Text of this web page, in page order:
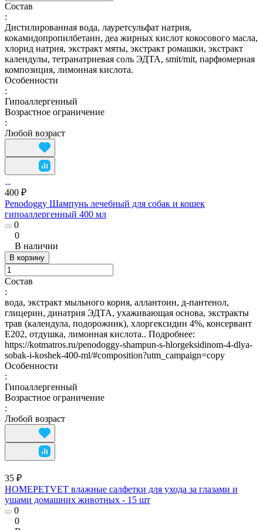
Состав
:
Дистилированная вода, лауретсульфат натрия,
кокамидопропилбетаин, деа жирных кислот кокосового масла,
хлорид натрия, экстракт мяты, экстракт ромашки, экстракт
календулы, тетранатриевая соль ЭДТА, smit/mit, парфюмерная
композиция, лимонная кислота.
Особенности
:
Гипоаллергенный
Возрастное ограничение
:
Любой возраст
400 ₽
Penodoggy Шампунь лечебный для собак и кошек
гипоаллергенный 400 мл
0
0
В наличии
В корзину
Состав
:
вода, экстракт мыльного корня, аллантоин, д-пантенол,
глицерин, динатрия ЭДТА, ухаживающая основа, экстракты
трав (календула, подорожник), хлоргексидин 4%, консервант
Е202, отдушка, лимонная кислота.. Подробнее:
https://kotmatros.ru/penodoggy-shampun-s-hlorgeksidinom-4-dlya-
sobak-i-koshek-400-ml/#composition?utm_campaign=copy
Особенности
:
Гипоаллергенный
Возрастное ограничение
:
Любой возраст
35 ₽
HOMEPETVET влажные салфетки для ухода за глазами и
ушами домашних животных - 15 шт
0
0